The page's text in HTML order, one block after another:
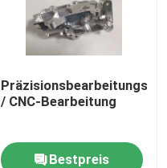
/ CNC-Bearbeitung
Bestpreis